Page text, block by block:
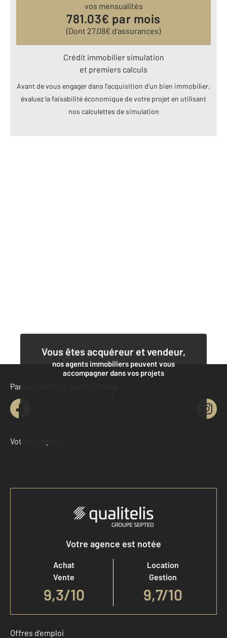
vos mensualités
781.03€ par mois
(Dont 27.08€ d’assurances)
Crédit immobilier simulation
et premiers calculs
Avant de vous engager dans l’acquisition d’un bien immobilier,
évaluez la faisabilité économique de votre projet en utilisant
nos calculettes de simulation
Vous êtes acquéreur et vendeur,
nos agents immobiliers peuvent vous
accompagner dans vos projets
Contacter l'agence
Demander une estimation
Parlons de vous, parlons biens
Votre compte :
Accéder à mon compte
Votre agence est notée
Achat
Vente
9,3/10
Location
Gestion
9,7/10
Offres d'emploi